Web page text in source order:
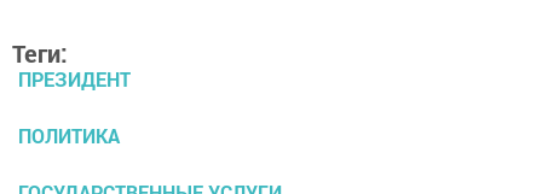
Теги:
ПРЕЗИДЕНТ
ПОЛИТИКА